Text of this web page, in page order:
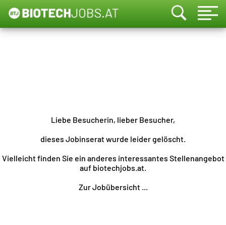
Liebe Besucherin, lieber Besucher,
dieses Jobinserat wurde leider gelöscht.
Vielleicht finden Sie ein anderes interessantes Stellenangebot
auf biotechjobs.at.
Zur Jobübersicht ...